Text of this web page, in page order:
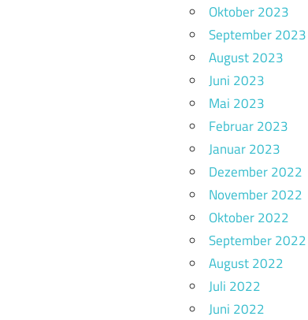
Oktober 2023
September 2023
August 2023
Juni 2023
Mai 2023
Februar 2023
Januar 2023
Dezember 2022
November 2022
Oktober 2022
September 2022
August 2022
Juli 2022
Juni 2022